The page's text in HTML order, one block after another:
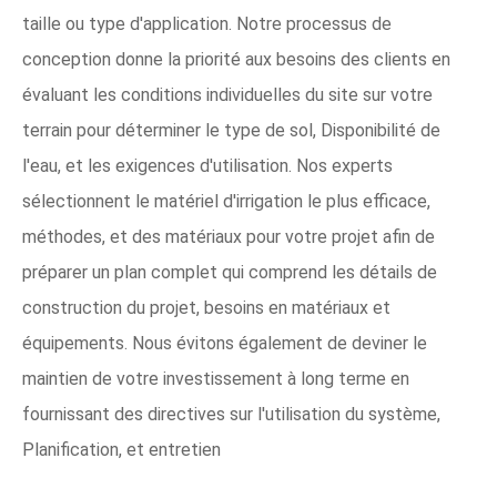
taille ou type d'application. Notre processus de
conception donne la priorité aux besoins des clients en
évaluant les conditions individuelles du site sur votre
terrain pour déterminer le type de sol, Disponibilité de
l'eau, et les exigences d'utilisation. Nos experts
sélectionnent le matériel d'irrigation le plus efficace,
méthodes, et des matériaux pour votre projet afin de
préparer un plan complet qui comprend les détails de
construction du projet, besoins en matériaux et
équipements. Nous évitons également de deviner le
maintien de votre investissement à long terme en
fournissant des directives sur l'utilisation du système,
Planification, et entretien